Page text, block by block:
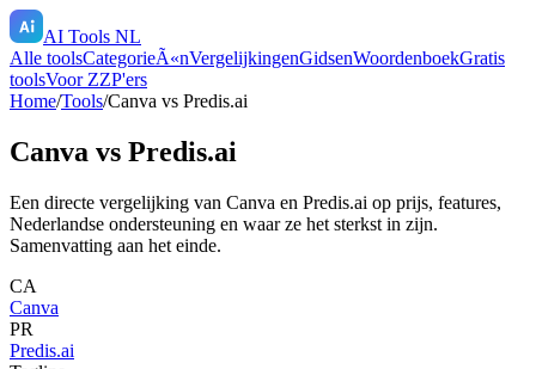
AI Tools NL
Alle toolsCategorieÃ«nVergelijkingenGidsenWoordenboekGratis
toolsVoor ZZP'ers
Home/Tools/Canva vs Predis.ai
Canva vs Predis.ai
Een directe vergelijking van Canva en Predis.ai op prijs, features,
Nederlandse ondersteuning en waar ze het sterkst in zijn.
Samenvatting aan het einde.
CA
Canva
PR
Predis.ai